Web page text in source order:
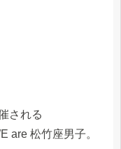
される
are 松竹座男子。